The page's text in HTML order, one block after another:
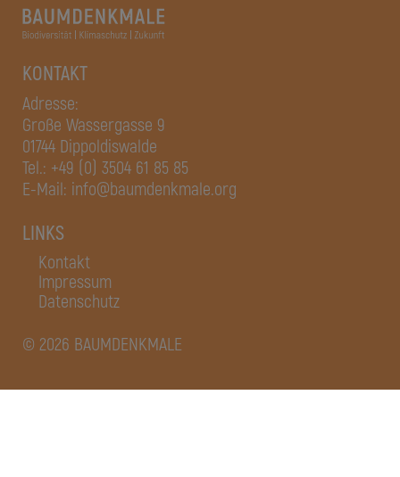
KONTAKT
Adresse:
Große Wassergasse 9
01744 Dippoldiswalde
Tel.: +49 (0) 3504 61 85 85
E-Mail: info@baumdenkmale.org
LINKS
Kontakt
Impressum
Datenschutz
© 2026 BAUMDENKMALE